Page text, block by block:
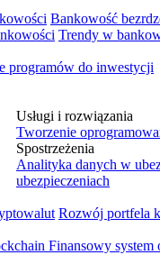
Bankowość
Trendy w
programów do inwestycji
Usługi i rozwiązania
Tworzenie
Spostrzeżenia
Analityka danych w
ubezpieczeniach
Rozwój portfela
Finansowy system